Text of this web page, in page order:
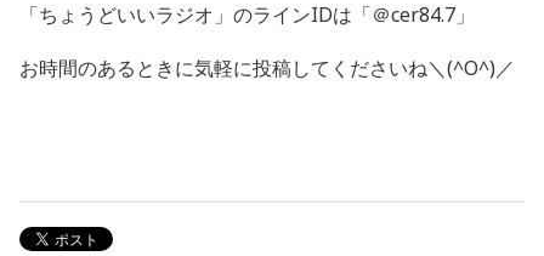
「ちょうどいいラジオ」のラインIDは「＠cer84.7」
お時間のあるときに気軽に投稿してくださいね＼(^O^)／